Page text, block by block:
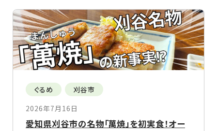
ぐるめ
刈谷市
2026年7月16日
愛知県刈谷市の名物「萬焼」を初実食！オー